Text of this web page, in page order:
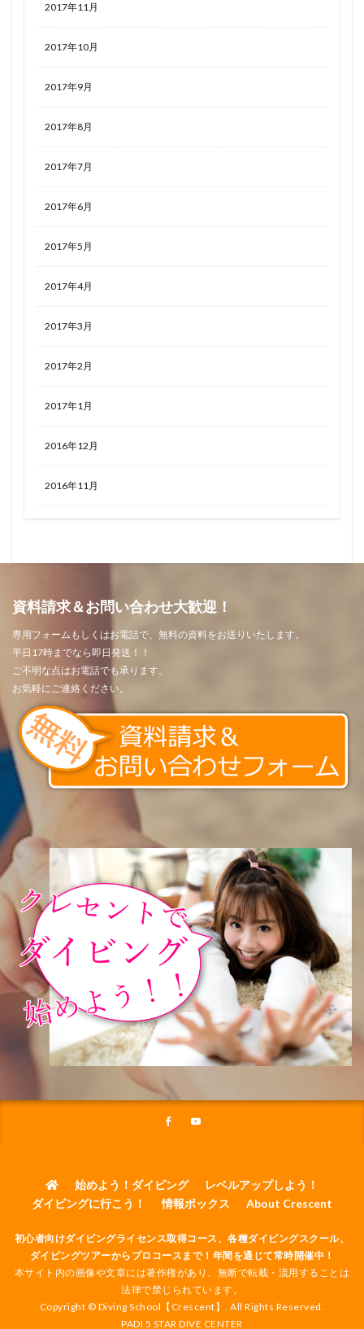
2017年11月
2017年10月
2017年9月
2017年8月
2017年7月
2017年6月
2017年5月
2017年4月
2017年3月
2017年2月
2017年1月
2016年12月
2016年11月
資料請求＆お問い合わせ大歓迎！
専用フォームもしくはお電話で、無料の資料をお送りいたします。
平日17時までなら即日発送！！
ご不明な点はお電話でも承ります。
お気軽にご連絡ください。
始めよう！ダイビング
レベルアップしよう！
ダイビングに行こう！
情報ボックス About Crescent
初心者向けダイビングライセンス取得コース、各種ダイビングスクール、
ダイビングツアーからプロコースまで！年間を通じて常時開催中！
本サイト内の画像や文章には著作権があり、無断で転載・流用することは
法律で禁じられています。
Copyright © Diving School【Crescent】. All Rights Reserved.
PADI 5 STAR DIVE CENTER